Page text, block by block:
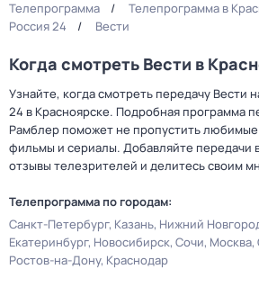
Телепрограмма
Телепрограмма в
Россия 24
Вести
Когда смотреть Вести в
Узнайте, когда смотреть передачу Вести
24 в Красноярске. Подробная программа
Рамблер поможет не пропустить
фильмы и сериалы. Добавляйте передачи
отзывы телезрителей и делитесь своим
Телепрограмма по городам:
Санкт-Петербург Казань Нижний
Екатеринбург Новосибирск Сочи Москва
Ростов-на-Дону Краснодар